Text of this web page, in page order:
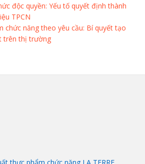
độc quyền: Yếu tố quyết định thành
TPCN
chức năng theo yêu cầu: Bí quyết tạo
trên thị trường
thực phẩm chức năng LA TERRE